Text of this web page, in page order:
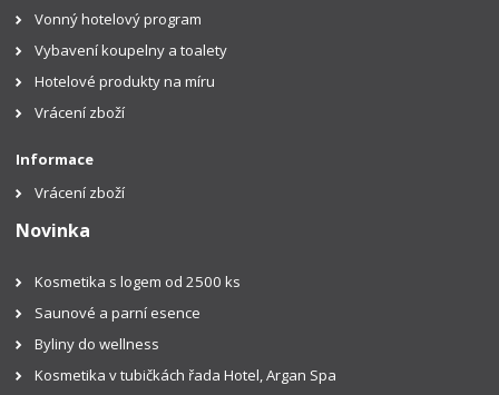
Vonný hotelový program
Vybavení koupelny a toalety
Hotelové produkty na míru
Vrácení zboží
Informace
Vrácení zboží
Novinka
Kosmetika s logem od 2500 ks
Saunové a parní esence
Byliny do wellness
Kosmetika v tubičkách řada Hotel, Argan Spa